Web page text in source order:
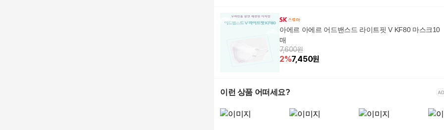
아에르 아에르 어드밴스드 라이트핏 V KF80 마스크10
매
7,600원
2%7,450원
이런 상품 어떠세요?